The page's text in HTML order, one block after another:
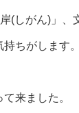
(しがん)」
ちがします。
来ました。